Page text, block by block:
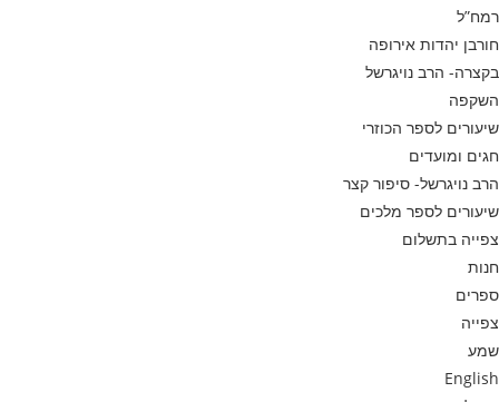
רמח”ל
חורבן יהדות אירופה
בקצרה- הרב נויגרשל
השקפה
שיעורים לספר הכוזרי
חגים ומועדים
הרב נויגרשל- סיפור קצר
שיעורים לספר מלכים
צפייה בתשלום
חנות
ספרים
צפייה
שמע
English